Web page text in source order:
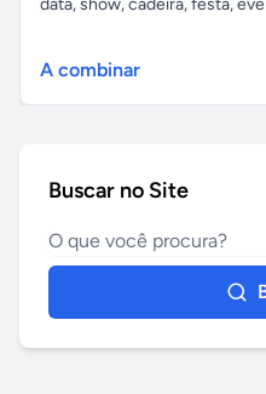
A combinar
Buscar no Site